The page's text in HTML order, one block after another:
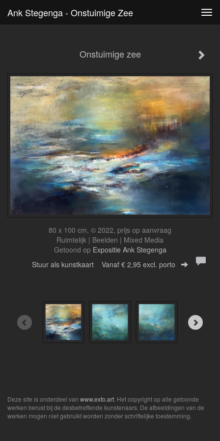
Ank Stegenga - Onstuimige Zee
Onstuimige zee
80 x 100 cm, © 2022, prijs op aanvraag
Ruimtelijk | Beelden | Mixed Media
Getoond op Expositie Ank Stegenga
Stuur als kunstkaart Vanaf € 2,95 excl. porto
Deze site is onderdeel van www.exto.art. Het copyright op alle getoonde
werken berust bij de desbetreffende kunstenaars. De afbeeldingen van de
werken mogen niet gebruikt worden zonder schriftelijke toestemming.